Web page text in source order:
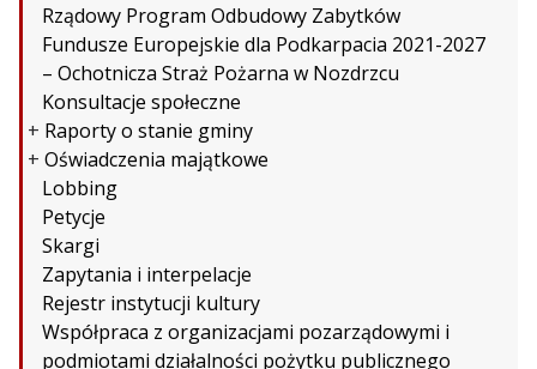
Rządowy Program Odbudowy Zabytków
Fundusze Europejskie dla Podkarpacia 2021-2027
– Ochotnicza Straż Pożarna w Nozdrzcu
Konsultacje społeczne
+ Raporty o stanie gminy
+ Oświadczenia majątkowe
Lobbing
Petycje
Skargi
Zapytania i interpelacje
Rejestr instytucji kultury
Współpraca z organizacjami pozarządowymi i
podmiotami działalności pożytku publicznego